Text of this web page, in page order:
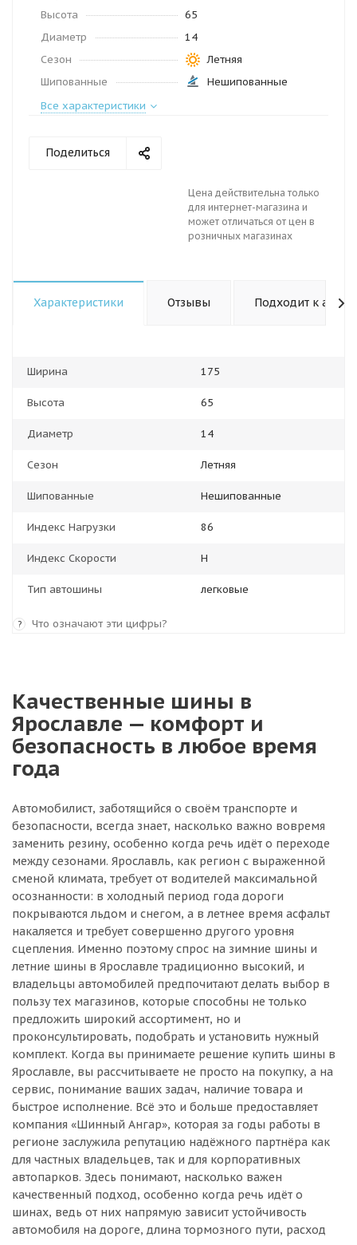
Высота
65
Диаметр
14
Сезон
Летняя
Шипованные
Нешипованные
Все характеристики
Поделиться
Цена действительна только
для интернет-магазина и
может отличаться от цен в
розничных магазинах
Характеристики Отзывы Подходит к авто
Ширина 175
Высота 65
Диаметр 14
Сезон Летняя
Шипованные Нешипованные
Индекс Нагрузки 86
Индекс Скорости H
Тип автошины легковые
? Что означают эти цифры?
Качественные шины в
Ярославле — комфорт и
безопасность в любое время
года
Автомобилист, заботящийся о своём транспорте и
безопасности, всегда знает, насколько важно вовремя
заменить резину, особенно когда речь идёт о переходе
между сезонами. Ярославль, как регион с выраженной
сменой климата, требует от водителей максимальной
осознанности: в холодный период года дороги
покрываются льдом и снегом, а в летнее время асфальт
накаляется и требует совершенно другого уровня
сцепления. Именно поэтому спрос на зимние шины и
летние шины в Ярославле традиционно высокий, и
владельцы автомобилей предпочитают делать выбор в
пользу тех магазинов, которые способны не только
предложить широкий ассортимент, но и
проконсультировать, подобрать и установить нужный
комплект. Когда вы принимаете решение купить шины в
Ярославле, вы рассчитываете не просто на покупку, а на
сервис, понимание ваших задач, наличие товара и
быстрое исполнение. Всё это и больше предоставляет
компания «Шинный Ангар», которая за годы работы в
регионе заслужила репутацию надёжного партнёра как
для частных владельцев, так и для корпоративных
автопарков. Здесь понимают, насколько важен
качественный подход, особенно когда речь идёт о
шинах, ведь от них напрямую зависит устойчивость
автомобиля на дороге, длина тормозного пути, расход